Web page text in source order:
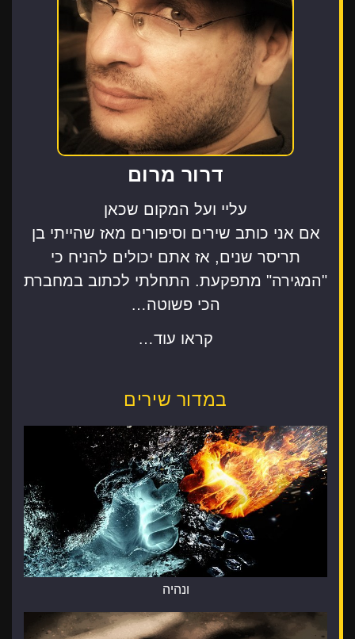
דרור מרום
עליי ועל המקום שכאן
אם אני כותב שירים וסיפורים מאז שהייתי בן
תריסר שנים, אז אתם יכולים להניח כי
"המגירה" מתפקעת. התחלתי לכתוב במחברת
הכי פשוטה…
קראו עוד…
במדור שירים
ונהיה